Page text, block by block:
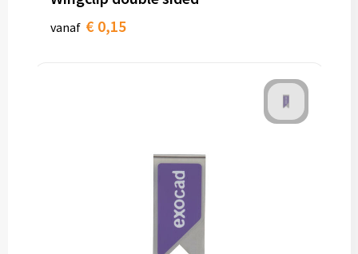
vanaf € 0,15